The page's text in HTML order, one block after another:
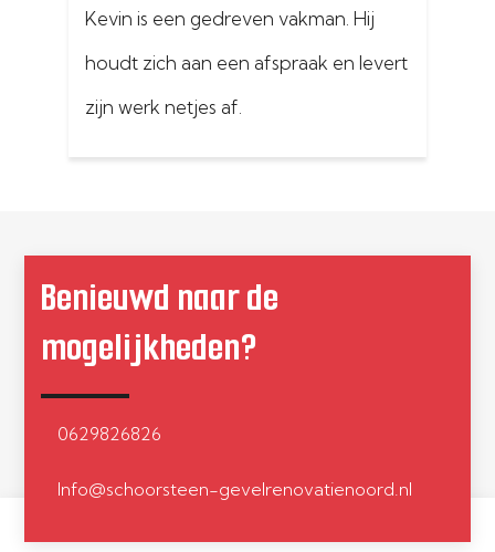
Kevin is een gedreven vakman. Hij
houdt zich aan een afspraak en levert
zijn werk netjes af.
Benieuwd naar de
mogelijkheden?
0629826826
Info@schoorsteen-gevelrenovatienoord.nl